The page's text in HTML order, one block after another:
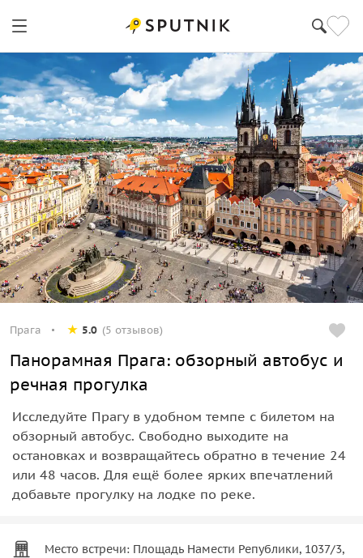
Прага 5.0 (5 отзывов)
Панорамная Прага: обзорный автобус и
речная прогулка
Исследуйте Прагу в удобном темпе с билетом на
обзорный автобус. Свободно выходите на
остановках и возвращайтесь обратно в течение 24
или 48 часов. Для ещё более ярких впечатлений
добавьте прогулку на лодке по реке.
Место встречи: Площадь Намести Републики, 1037/3,